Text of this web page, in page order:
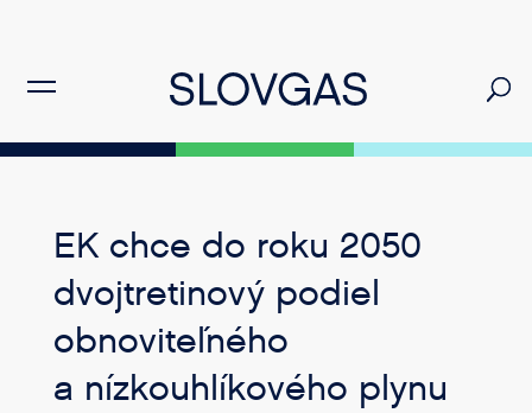
EK chce do roku 2050
dvojtretinový podiel
obnoviteľného
a nízkouhlíkového plynu